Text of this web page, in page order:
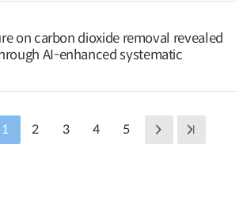
on carbon dioxide removal revealed
AI-enhanced systematic
1 2 3 4 5